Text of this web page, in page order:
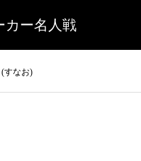
カー名人戦
(すなお)